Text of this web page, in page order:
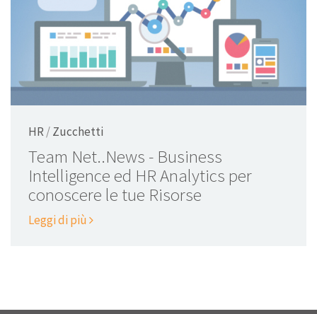
HR/Zucchetti
Team Net..News - Business
Intelligence ed HR Analytics per
conoscere le tue Risorse
Leggi di più